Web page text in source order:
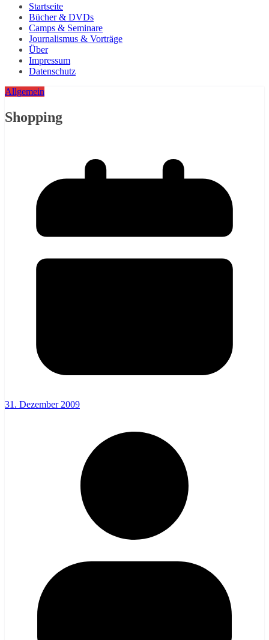
Startseite
Bücher & DVDs
Camps & Seminare
Journalismus & Vorträge
Über
Impressum
Datenschutz
Allgemein
Shopping
31. Dezember 2009